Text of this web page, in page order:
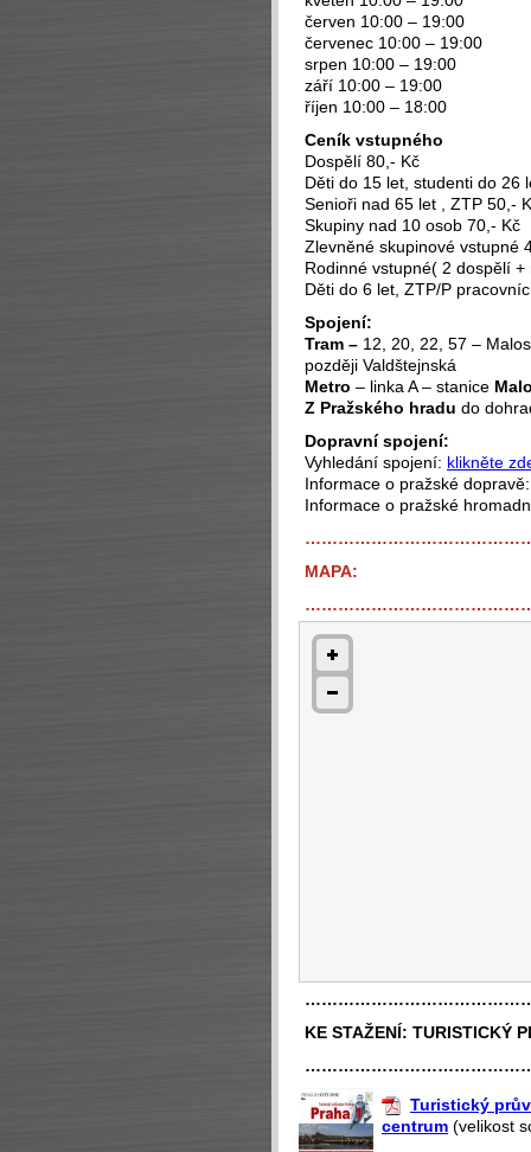
červen 10:00 – 19:00
červenec 10:00 – 19:00
srpen 10:00 – 19:00
září 10:00 – 19:00
říjen 10:00 – 18:00
Ceník vstupného
Dospělí 80,- Kč
Děti do 15 let, studenti do 26
Senioři nad 65 let , ZTP 50,-
Skupiny nad 10 osob 70,- Kč
Zlevněné skupinové vstupné
Rodinné vstupné( 2 dospělí
Děti do 6 let, ZTP/P
Spojení:
Tram – 12, 20, 22, 57 –
později Valdštejnská
Metro – linka A – stanice
Z Pražského hradu do
Dopravní spojení:
Vyhledání spojení: klikněte
Informace o pražské
Informace o pražské
MAPA:
KE STAŽENÍ: TURISTICKÝ
Turistický
centrum (velikost